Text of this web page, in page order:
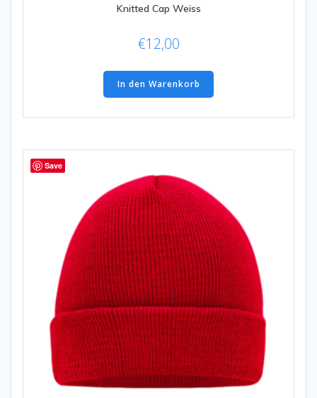
Knitted Cap Weiss
€12,00
In den Warenkorb
Save